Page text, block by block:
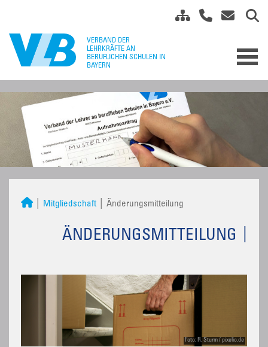
Mitgliedschaft Änderungsmitteilung
ÄNDERUNGSMITTEILUNG
Foto: R. Sturm / pixelio.de